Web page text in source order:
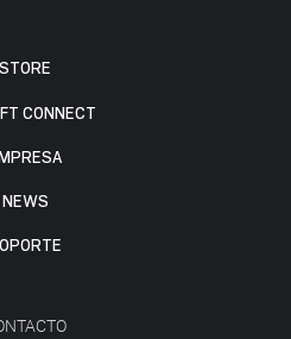
STORE
CONNECT
NEWS